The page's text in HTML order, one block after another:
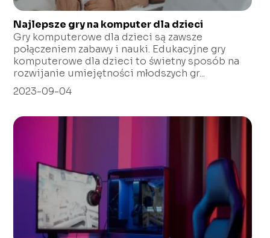
Najlepsze gry na komputer dla dzieci
Gry komputerowe dla dzieci są zawsze
połączeniem zabawy i nauki. Edukacyjne gry
komputerowe dla dzieci to świetny sposób na
rozwijanie umiejętności młodszych gr...
2023-09-04